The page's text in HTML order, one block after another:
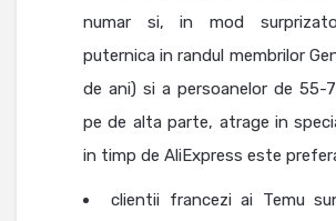
numar si, in mod
puternica in randul membrilor
de ani) si a persoanelor de 55-
pe de alta parte, atrage in
in timp de AliExpress este
clientii francezi ai Temu